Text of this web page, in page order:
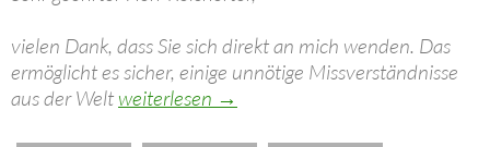
vielen Dank, dass Sie sich direkt an mich wenden. Das
ermöglicht es sicher, einige unnötige Missverständnisse
aus der Welt Der Fall Dieter Reicherter/Boris Palmer
weiterlesen →